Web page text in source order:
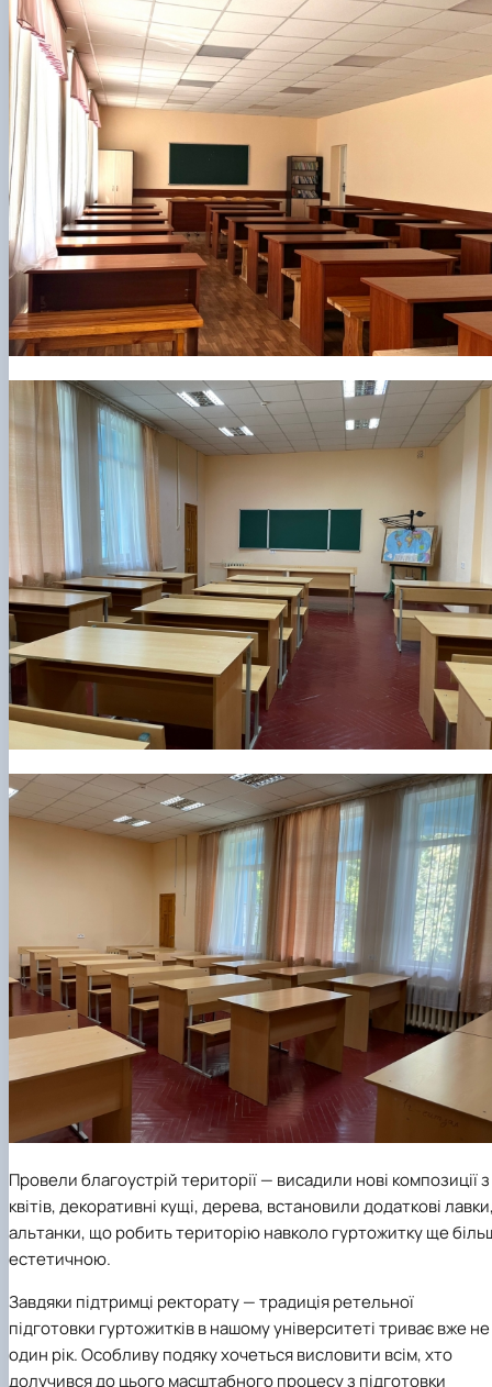
Провели благоустрій території — висадили нові композиції з
квітів, декоративні кущі, дерева, встановили додаткові
альтанки, що робить територію навколо гуртожитку ще
естетичною.
Завдяки підтримці ректорату — традиція ретельної
підготовки гуртожитків в нашому університеті триває вже не
один рік. Особливу подяку хочеться висловити всім, хто
долучився до цього масштабного процесу з підготовки